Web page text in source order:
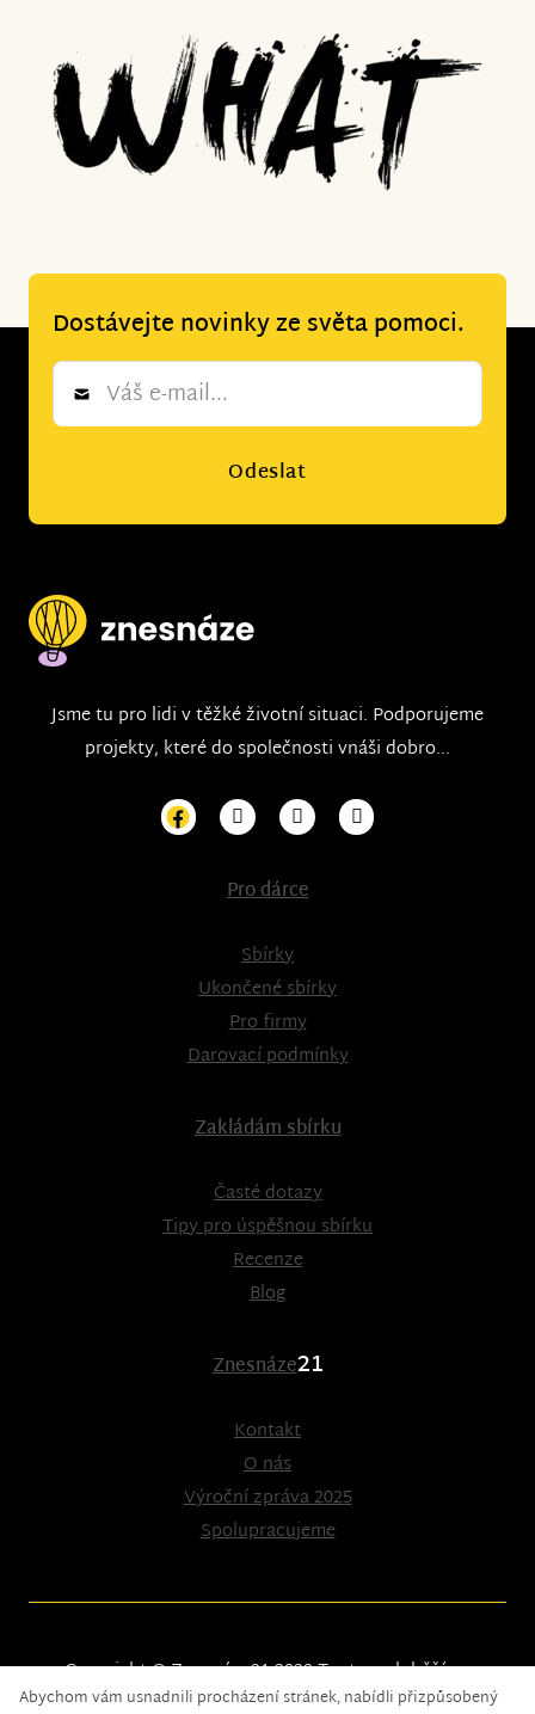
Dostávejte novinky ze světa pomoci.
Newsletter
Odeslat
Jsme tu pro lidi v těžké životní situaci. Podporujeme
projekty, které do společnosti vnáši dobro...
Pro dárce
Sbírky
Ukončené sbírky
Pro firmy
Darovací podmínky
Zakládám sbírku
Časté dotazy
Tipy pro úspěšnou sbírku
Recenze
Blog
Znesnáze21
Kontakt
O nás
Výroční zpráva 2025
Spolupracujeme
Copyright © Znesnáze21 2023Tento web běží na
solidpixels.
Abychom vám usnadnili procházení stránek, nabídli přizpůsobený